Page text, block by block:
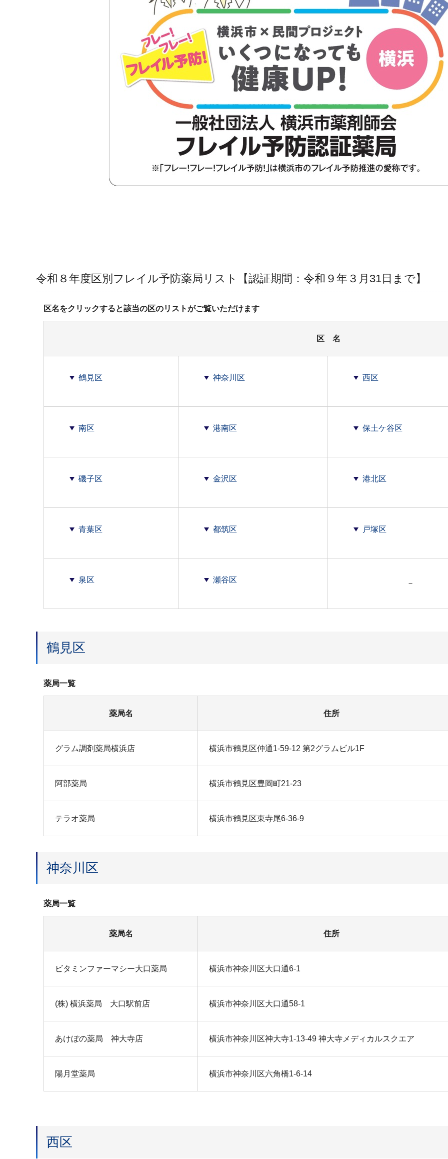
令和８年度区別フレイル予防薬局リスト【認証期間：令和９年３月31日まで】
区名をクリックすると該当の区のリストがご覧いただけます
区 名
鶴見区 神奈川区 西区
南区 港南区 保土ケ谷区
磯子区 金沢区 港北区
青葉区 都筑区 戸塚区
泉区 瀬谷区 －
鶴見区
薬局一覧
薬局名 住所
グラム調剤薬局横浜店 横浜市鶴見区仲通1-59-12 第2グラムビル1F
阿部薬局 横浜市鶴見区豊岡町21-23
テラオ薬局 横浜市鶴見区東寺尾6-36-9
神奈川区
薬局一覧
薬局名 住所
ビタミンファーマシー大口薬局 横浜市神奈川区大口通6-1
(株) 横浜薬局 大口駅前店 横浜市神奈川区大口通58-1
あけぼの薬局 神大寺店 横浜市神奈川区神大寺1-13-49 神大寺メディカルスクエア
陽月堂薬局 横浜市神奈川区六角橋1-6-14
西区